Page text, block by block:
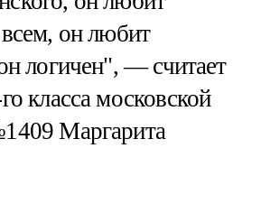
он любит
логичен", — считает
класса московской
Маргарита